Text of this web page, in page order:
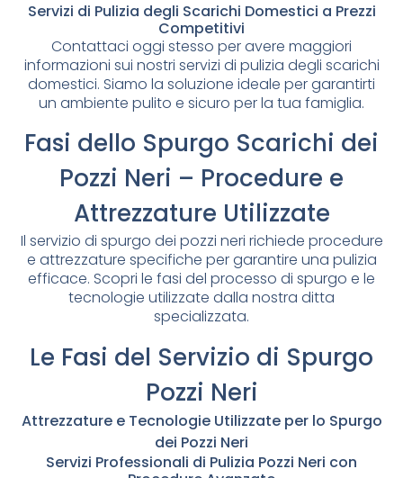
Servizi di Pulizia degli Scarichi Domestici a Prezzi
Competitivi
Contattaci oggi stesso per avere maggiori
informazioni sui nostri servizi di pulizia degli scarichi
domestici. Siamo la soluzione ideale per garantirti
un ambiente pulito e sicuro per la tua famiglia.
Fasi dello Spurgo Scarichi dei
Pozzi Neri – Procedure e
Attrezzature Utilizzate
Il servizio di spurgo dei pozzi neri richiede procedure
e attrezzature specifiche per garantire una pulizia
efficace. Scopri le fasi del processo di spurgo e le
tecnologie utilizzate dalla nostra ditta
specializzata.
Le Fasi del Servizio di Spurgo
Pozzi Neri
Attrezzature e Tecnologie Utilizzate per lo Spurgo
dei Pozzi Neri
Servizi Professionali di Pulizia Pozzi Neri con